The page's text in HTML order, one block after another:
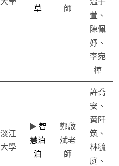
草
師
萱、
陳佩
妤、
李宛
樺
淡江
大學
▶︎ 智
慧泊
泊
鄭啟
斌老
師
許喬
安、
黃阡
筑、
林毓
庭、